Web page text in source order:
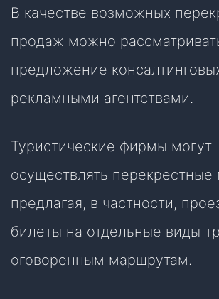
В качестве возможных
продаж можно
предложение
рекламными агентствами.
Туристические фирмы могут
осуществлять
предлагая, в частности,
билеты на отдельные виды
оговоренным маршрутам.